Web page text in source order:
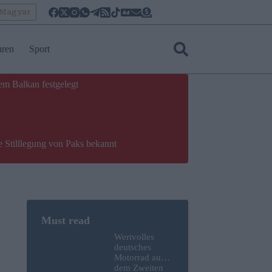
Sport
Balkan festgelegt
Stilllegung von Paks bekannt
Wertvolles
deutsches
Motorrad aus
dem Zweiten